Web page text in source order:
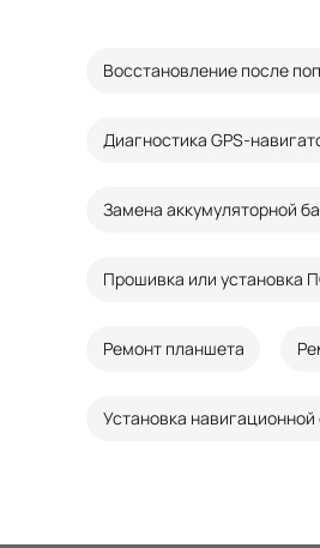
Восстановление после
Диагностика GPS-
Замена аккумуляторной
Прошивка или установка
Ремонт планшета
Установка